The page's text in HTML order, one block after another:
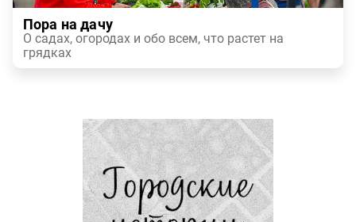
Пора на дачу
О садах, огородах и обо всем, что растет на
грядках